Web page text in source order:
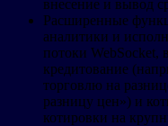
внесение и вывод
Расширенные
аналитики и
потоки WebSocket,
кредитование
торговлю на
разницу цен») и
котировки на